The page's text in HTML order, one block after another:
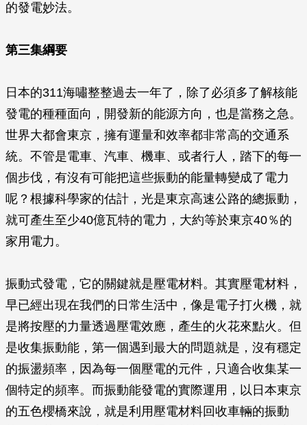
的發電妙法。
第三集綱要
日本的311海嘯整整過去一年了，除了必須多了解核能
發電的種種面向，開發新的能源方向，也是當務之急。
世界大都會東京，擁有運量和效率都非常高的交通系
統。不管是電車、汽車、機車、或者行人，踏下的每一
個步伐，有沒有可能把這些振動的能量轉變成了電力
呢？根據科學家的估計，光是東京高速公路的總振動，
就可產生至少40億瓦特的電力，大約等於東京40％的
家用電力。
振動式發電，它的關鍵就是壓電材料。其實壓電材料，
早已經出現在我們的日常生活中，像是電子打火機，就
是將按壓的力量透過壓電效應，產生的火花來點火。但
是收集振動能，第一個遇到最大的問題就是，沒有穩定
的振盪頻率，因為每一個壓電的元件，只適合收集某一
個特定的頻率。而振動能發電的實際運用，以日本東京
的五色櫻橋來說，就是利用壓電材料回收車輛的振動